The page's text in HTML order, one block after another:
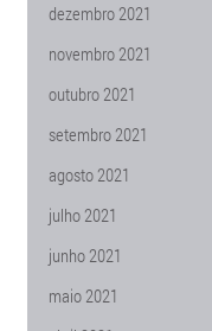
dezembro 2021
novembro 2021
outubro 2021
setembro 2021
agosto 2021
julho 2021
junho 2021
maio 2021